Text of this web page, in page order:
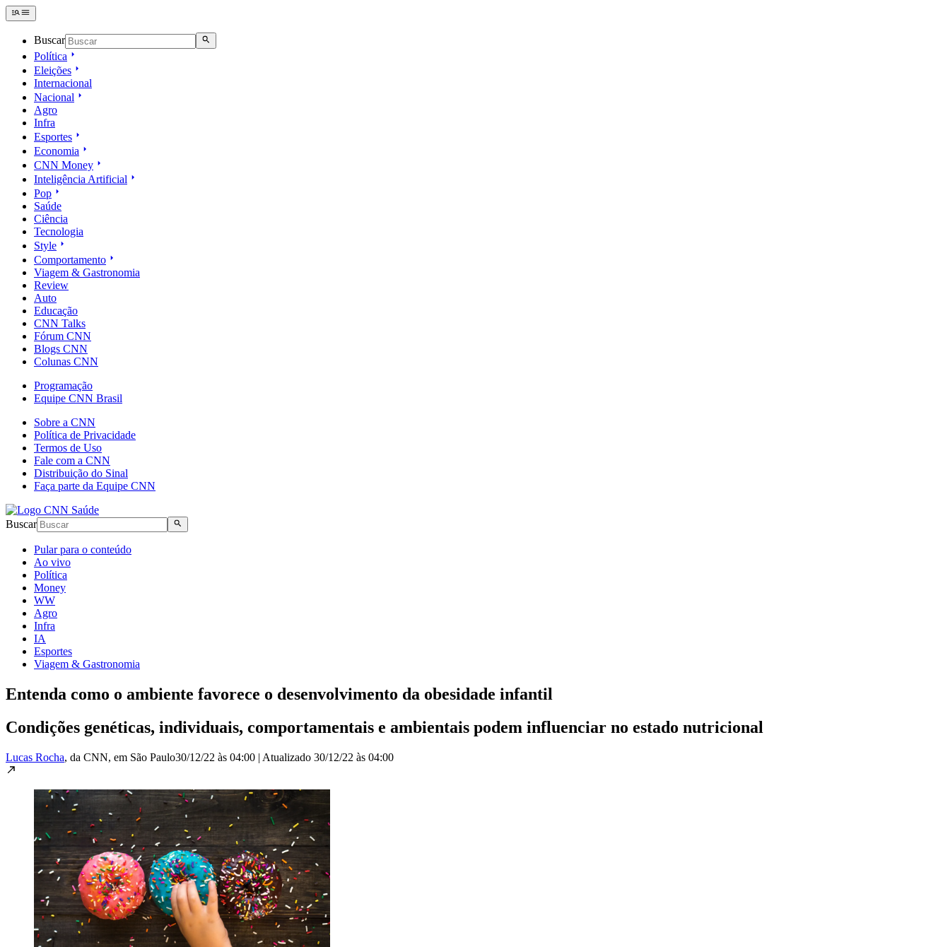
Buscar
Política
Eleições
Internacional
Nacional
Agro
Infra
Esportes
Economia
CNN Money
Inteligência Artificial
Pop
Saúde
Ciência
Tecnologia
Style
Comportamento
Viagem & Gastronomia
Review
Auto
Educação
CNN Talks
Fórum CNN
Blogs CNN
Colunas CNN
Programação
Equipe CNN Brasil
Sobre a CNN
Política de Privacidade
Termos de Uso
Fale com a CNN
Distribuição do Sinal
Faça parte da Equipe CNN
Buscar
Pular para o conteúdo
Ao vivo
Política
Money
WW
Agro
Infra
IA
Esportes
Viagem & Gastronomia
Entenda como o ambiente favorece o desenvolvimento da obesidade infantil
Condições genéticas, individuais, comportamentais e ambientais podem influenciar no estado nutricional
Lucas Rocha, da CNN, em São Paulo30/12/22 às 04:00 | Atualizado 30/12/22 às 04:00